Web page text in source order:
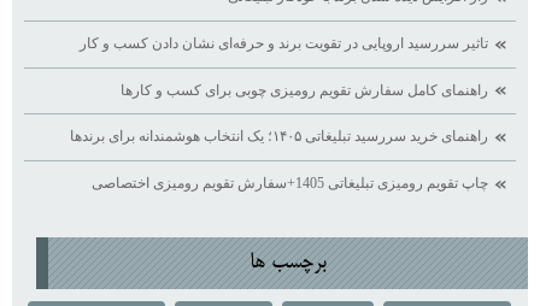
تاثیر سررسید اروپایی در تقویت برند و حرفه‌ای نشان دادن کسب ‌و کار
راهنمای کامل سفارش تقویم رومیزی چوبی برای کسب ‌و کارها
راهنمای خرید سررسید تبلیغاتی ۱۴۰۵؛ یک انتخاب هوشمندانه برای برندها
چاپ تقویم رومیزی تبلیغاتی 1405+سفارش تقویم رومیزی اختصاصی
برچسب ها